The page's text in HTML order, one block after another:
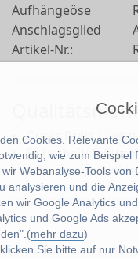
Cookies. Relevante
wie zum Beispiel
Webanalyse-Tools von
analysieren und die
wir Google Analytics
und Google Ads
mehr dazu)
Sie bitte auf nur
Aufhängeöse
Anschlagsglied
Artikel-Nr.:
Gutes Preis /
Sicherheitsfaktor 4
robuster und